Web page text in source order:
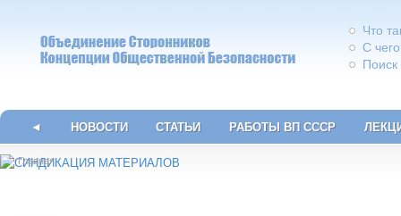
Что
С
◄ НОВОСТИ СТАТЬИ РАБОТЫ ВП СССР
Главная